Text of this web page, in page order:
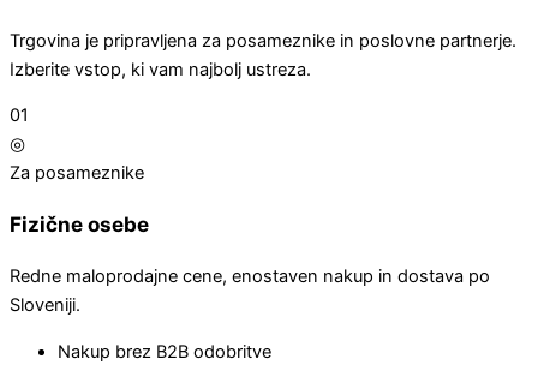
Trgovina je pripravljena za posameznike in poslovne partnerje.
Izberite vstop, ki vam najbolj ustreza.
01
◎
Za posameznike
Fizične osebe
Redne maloprodajne cene, enostaven nakup in dostava po
Sloveniji.
Nakup brez B2B odobritve